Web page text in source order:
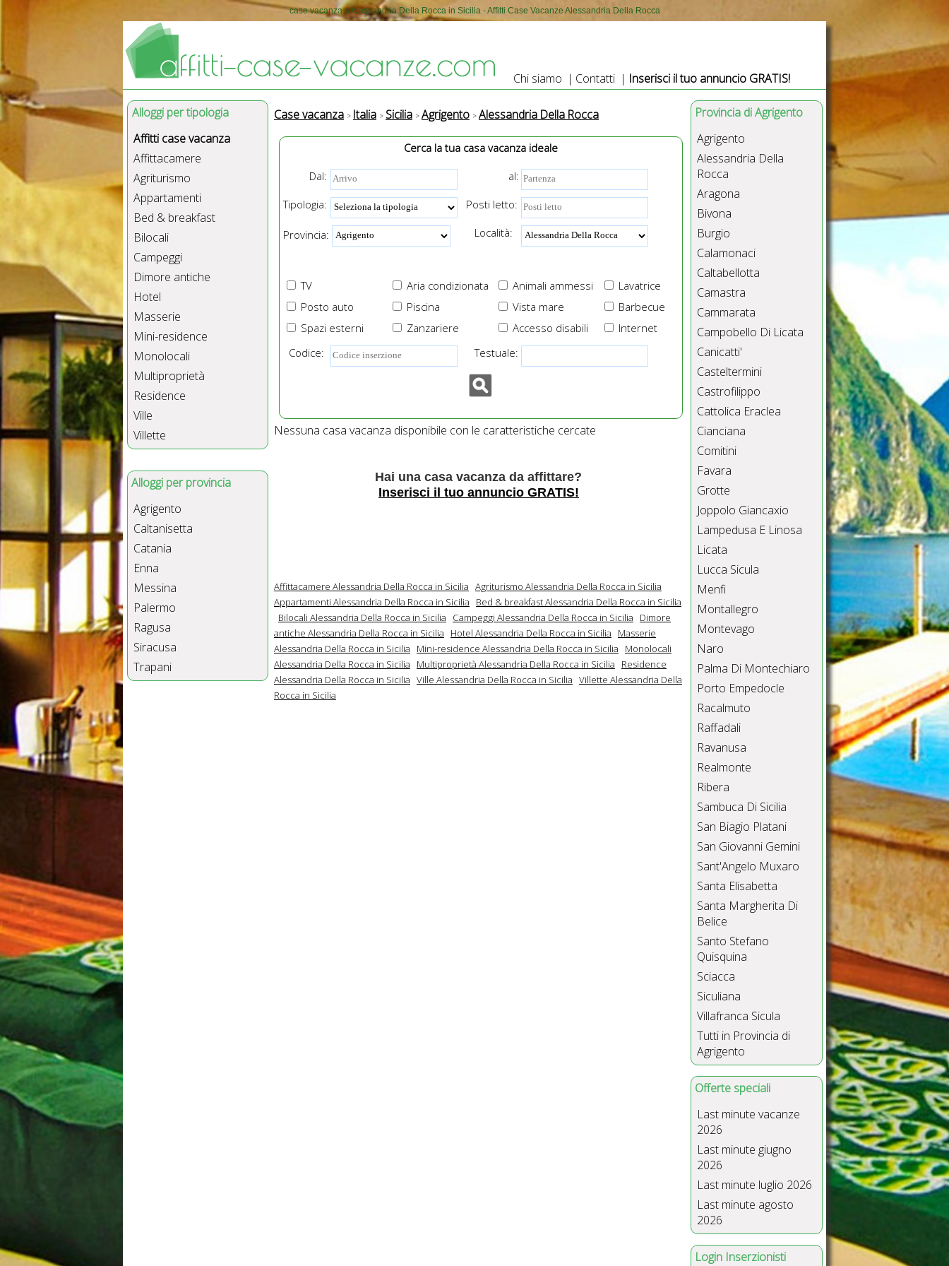
case vacanza a Alessandria Della Rocca in Sicilia - Affitti Case Vacanze Alessandria Della Rocca
Chi siamo | Contatti | Inserisci il tuo annuncio GRATIS!
Alloggi per tipologia
Affitti case vacanza
Affittacamere
Agriturismo
Appartamenti
Bed & breakfast
Bilocali
Campeggi
Dimore antiche
Hotel
Masserie
Mini-residence
Monolocali
Multiproprietà
Residence
Ville
Villette
Alloggi per provincia
Agrigento
Caltanisetta
Catania
Enna
Messina
Palermo
Ragusa
Siracusa
Trapani
Case vacanza Italia Sicilia Agrigento Alessandria Della Rocca
Cerca la tua casa vacanza ideale
Dal:
al:
Tipologia:
Posti letto:
Provincia: Località:
TV Aria condizionata Animali ammessi
Lavatrice
Posto auto
Piscina Vista mare
Barbecue
Spazi esterni
Zanzariere Internet
Accesso disabili
Codice:
Testuale:
Nessuna casa vacanza disponibile con le caratteristiche cercate
Hai una casa vacanza da affittare?
Inserisci il tuo annuncio GRATIS!
Affittacamere Alessandria Della Rocca in Sicilia Agriturismo Alessandria Della Rocca in Sicilia
Appartamenti Alessandria Della Rocca in Sicilia
Bed & breakfast Alessandria Della Rocca in Sicilia
Bilocali Alessandria Della Rocca in Sicilia
Campeggi Alessandria Della Rocca in Sicilia
Dimore
antiche Alessandria Della Rocca in Sicilia
Hotel Alessandria Della Rocca in Sicilia
Masserie
Alessandria Della Rocca in Sicilia
Mini-residence Alessandria Della Rocca in Sicilia
Monolocali
Alessandria Della Rocca in Sicilia
Multiproprietà Alessandria Della Rocca in Sicilia
Residence
Alessandria Della Rocca in Sicilia Ville Alessandria Della Rocca in Sicilia Villette Alessandria Della
Rocca in Sicilia
Provincia di Agrigento
Agrigento
Alessandria Della
Rocca
Aragona
Bivona
Burgio
Calamonaci
Caltabellotta
Camastra
Cammarata
Campobello Di Licata
Canicatti'
Casteltermini
Castrofilippo
Cattolica Eraclea
Cianciana
Comitini
Favara
Grotte
Joppolo Giancaxio
Lampedusa E Linosa
Licata
Lucca Sicula
Menfi
Montallegro
Montevago
Naro
Palma Di Montechiaro
Porto Empedocle
Racalmuto
Raffadali
Ravanusa
Realmonte
Ribera
Sambuca Di Sicilia
San Biagio Platani
San Giovanni Gemini
Sant'Angelo Muxaro
Santa Elisabetta
Santa Margherita Di
Belice
Santo Stefano
Quisquina
Sciacca
Siculiana
Villafranca Sicula
Tutti in Provincia di
Agrigento
Offerte speciali
Last minute vacanze
2026
Last minute giugno
2026
Last minute luglio 2026
Last minute agosto
2026
Login Inserzionisti